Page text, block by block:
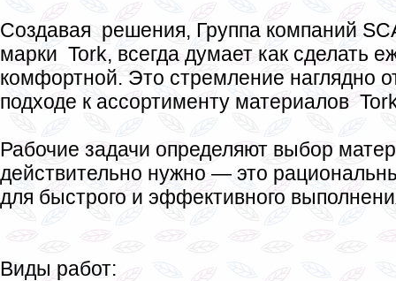
Создавая решения, Группа компаний
марки Tork, всегда думает как сделать
комфортной. Это стремление наглядно
подходе к ассортименту материалов
Рабочие задачи определяют выбор
действительно нужно — это
для быстрого и эффективного
Виды работ: